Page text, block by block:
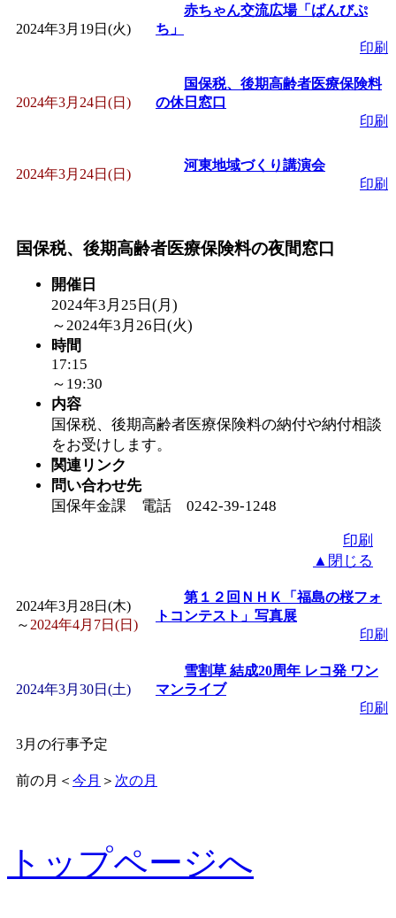
de 健康づくり」」 受
堂島地区歴史ウオ
」 受付期間：～
「みなづる号乗車体
「皆鶴姫のこびる塾
～」 受付期間：～
「みなづる号乗車体
de 健康づくり」」 受
2024年3月19日(火)
赤ちゃん交流広場「ばんびぷ
ち」
印刷
2024年3月24日(日)
国保税、後期高齢者医療保険料
の休日窓口
印刷
2024年3月24日(日)
河東地域づくり講演会
印刷
国保税、後期高齢者医療保険料の夜間窓口
開催日
2024年3月25日(月)
～2024年3月26日(火)
時間
17:15
～19:30
内容
国保税、後期高齢者医療保険料の納付や納付相談
をお受けします。
関連リンク
問い合わせ先
国保年金課 電話 0242-39-1248
印刷
▲閉じる
2024年3月28日(木)
～ 2024年4月7日(日)
第１２回ＮＨＫ「福島の桜フォ
トコンテスト」写真展
印刷
2024年3月30日(土)
雪割草 結成20周年 レコ発 ワン
マンライブ
印刷
3月の行事予定
前の月 ＜ 今月 ＞ 次の月
トップページへ